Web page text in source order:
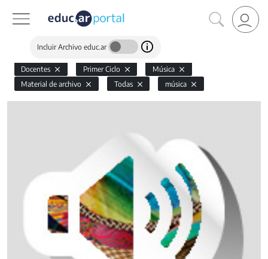
Incluir Archivo educ.ar
Docentes Primer Ciclo
Música
Material de archivo
Todas música